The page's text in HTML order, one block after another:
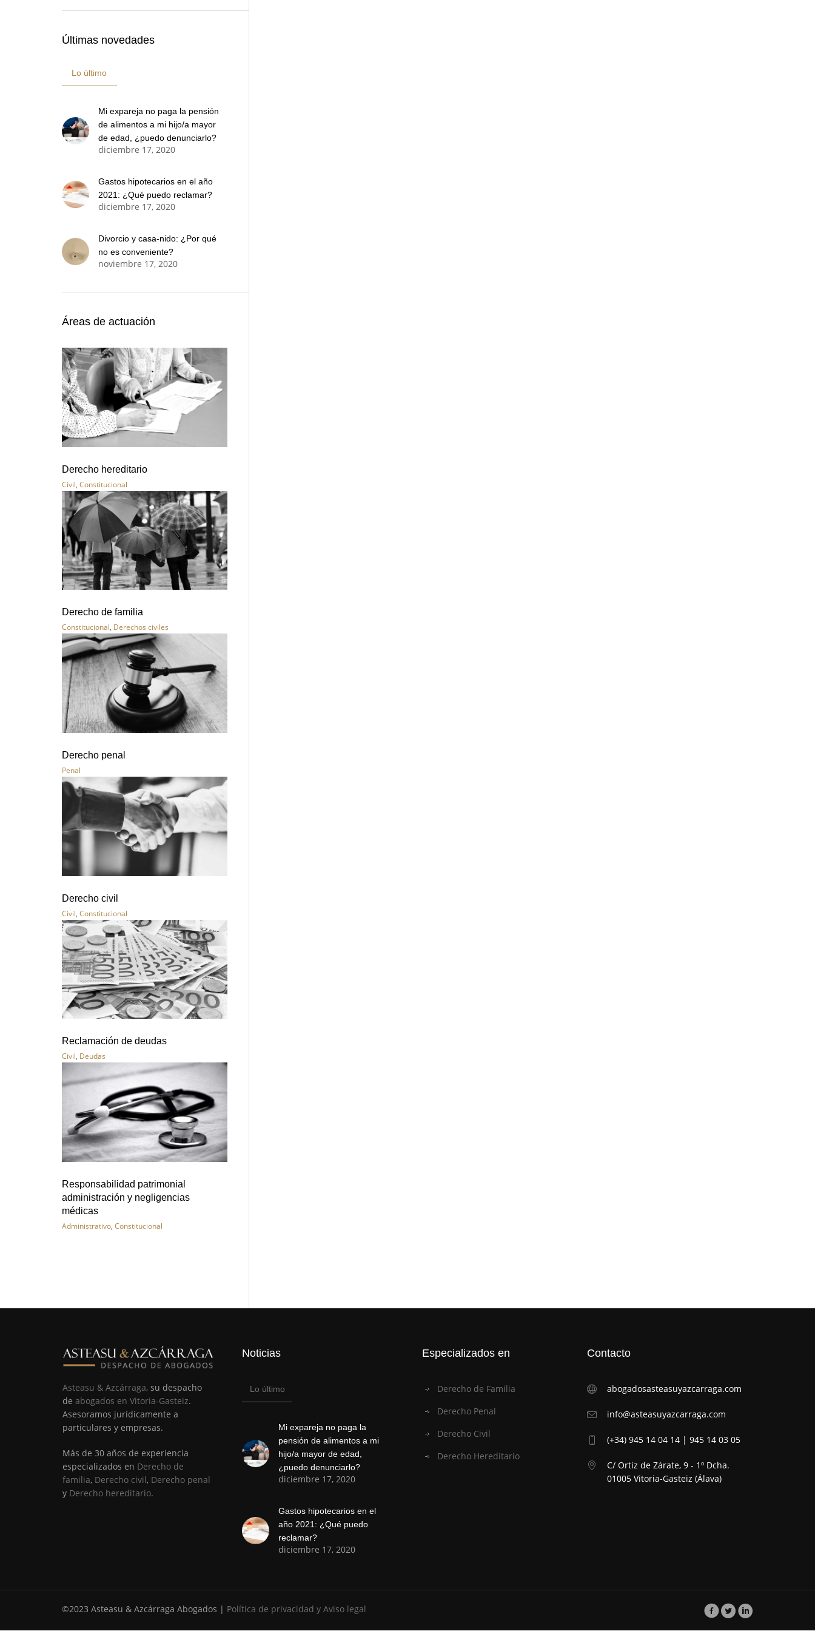
Últimas novedades
Lo último
Mi expareja no paga la pensión
de alimentos a mi hijo/a mayor
de edad, ¿puedo denunciarlo?
diciembre 17, 2020
Gastos hipotecarios en el año
2021: ¿Qué puedo reclamar?
diciembre 17, 2020
Divorcio y casa-nido: ¿Por qué
no es conveniente?
noviembre 17, 2020
Áreas de actuación
Derecho hereditario
Civil, Constitucional
Derecho de familia
Constitucional, Derechos civiles
Derecho penal
Penal
Derecho civil
Civil, Constitucional
Reclamación de deudas
Civil, Deudas
Responsabilidad patrimonial
administración y negligencias
médicas
Administrativo, Constitucional
Asteasu & Azcárraga, su despacho
de abogados en Vitoria-Gasteiz.
Asesoramos jurídicamente a
particulares y empresas.
Más de 30 años de experiencia
especializados en Derecho de
familia, Derecho civil, Derecho penal
y Derecho hereditario.
Noticias
Lo último
Mi expareja no paga la
pensión de alimentos a mi
hijo/a mayor de edad,
¿puedo denunciarlo?
diciembre 17, 2020
Gastos hipotecarios en el
año 2021: ¿Qué puedo
reclamar?
diciembre 17, 2020
Especializados en
Derecho de Familia
Derecho Penal
Derecho Civil
Derecho Hereditario
Contacto
abogadosasteasuyazcarraga.com
info@asteasuyazcarraga.com
(+34) 945 14 04 14 | 945 14 03 05
C/ Ortiz de Zárate, 9 - 1º Dcha.
01005 Vitoria-Gasteiz (Álava)
©2023 Asteasu & Azcárraga Abogados | Política de privacidad y Aviso legal